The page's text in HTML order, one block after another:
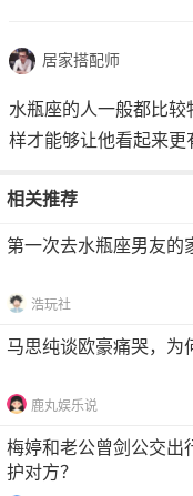
居家搭配师
水瓶座的人一般都比
样才能够让他看起来更
相关推荐
第一次去水瓶座男友的
浩玩社
马思纯谈欧豪痛哭，为
鹿丸娱乐说
梅婷和老公曾剑公交出
护对方？